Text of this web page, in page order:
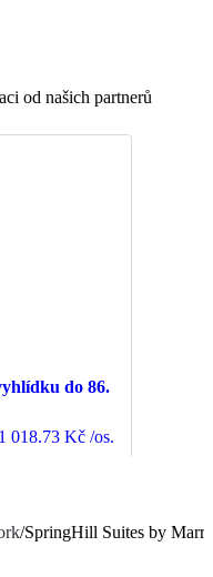
od našich partnerů
do 86.
1 018.73 Kč /os.
/SpringHill Suites by